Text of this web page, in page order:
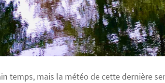
temps, mais la météo de cette dernière